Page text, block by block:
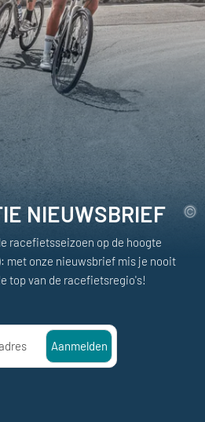
NIEUWSBRIEF
racefietsseizoen op de hoogte
met onze nieuwsbrief mis je nooit
top van de racefietsregio's!
Aanmelden